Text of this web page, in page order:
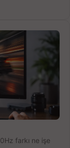
farkı ne işe